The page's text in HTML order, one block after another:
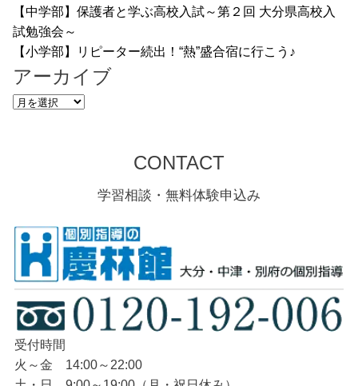
【中学部】保護者と学ぶ高校入試～第２回 大分県高校入
試勉強会～
【小学部】リピーター続出！“熱”盛合宿に行こう♪
アーカイブ
ア
CONTACT
学習相談・無料体験申込み
受付時間
火～金 14:00～22:00